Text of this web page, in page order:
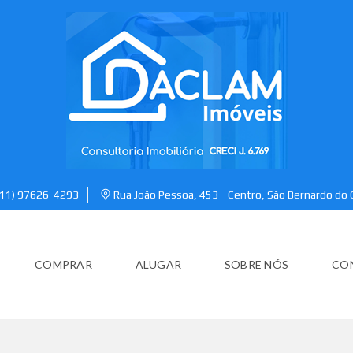
97626-4293 Rua João Pessoa, 453 - Centro, São Bernardo do
COMPRAR ALUGAR SOBRE NÓS